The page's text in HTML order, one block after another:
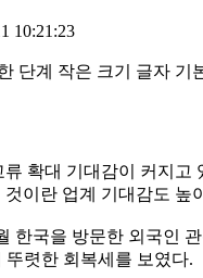
10:21:23
단계 작은 크기 글자 기
확대 기대감이 커지
이란 업계 기대감도 높
한국을 방문한 외국인
뚜렷한 회복세를 보였다.